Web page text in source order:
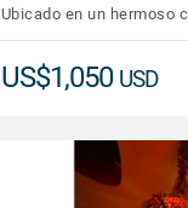
Ubicado en un hermoso
US$1,050 USD